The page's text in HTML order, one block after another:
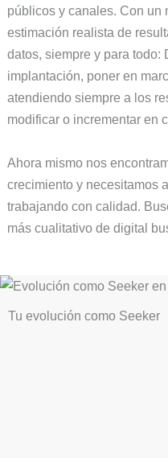
públicos y canales. Con un
estimación realista de
datos, siempre y para todo:
implantación, poner en
atendiendo siempre a los
modificar o incrementar en
Ahora mismo nos
crecimiento y necesitamos
trabajando con calidad.
más cualitativo de digital
Tu evolución como Seeker